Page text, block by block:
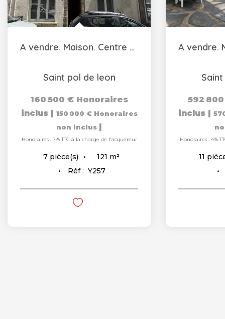
A vendre. Maison. Centre ville Saint-Pol-de -Léon.
Saint pol de leon
160 500 € Honoraires
inclus | 150 000 € Honoraires
non inclus |
Honoraires : 7% TTC à la charge de l'acquéreur
7 pièce(s) 121 m²
Réf : Y257
592
inclus |
Honoraires : 4%
11